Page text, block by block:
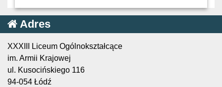
Adres
XXXIII Liceum Ogólnokształcące
im. Armii Krajowej
ul. Kusocińskiego 116
94-054 Łódź